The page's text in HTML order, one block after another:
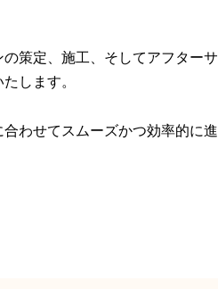
策定、施工、そしてアフター
します。
わせてスムーズかつ効率的に進